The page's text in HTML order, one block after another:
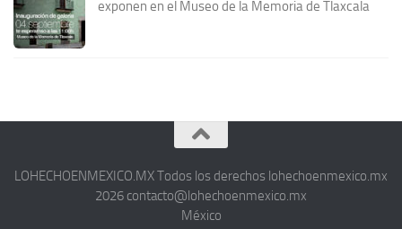
exponen en el Museo de la Memoria de Tlaxcala
LOHECHOENMEXICO.MX Todos los derechos lohechoenmexico.mx
2026 contacto@lohechoenmexico.mx
México